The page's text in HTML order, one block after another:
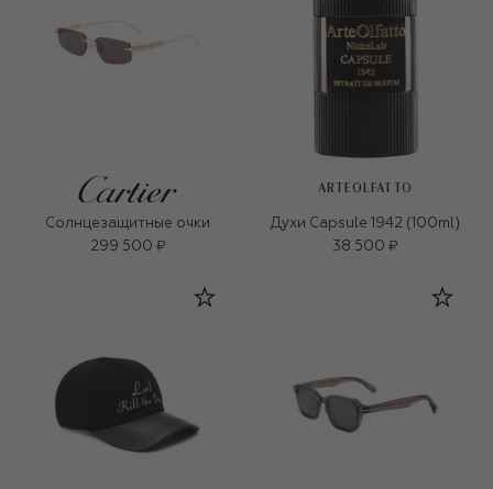
Солнцезащитные очки
299 500 ₽
ARTEOLFATTO
Духи Capsule 1942 (100ml)
38 500 ₽